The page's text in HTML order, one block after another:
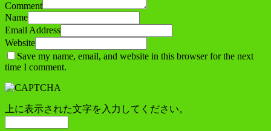
Comment
Name
Email Address
Website
Save my name, email, and website in this browser for the next
time I comment.
上に表示された文字を入力してください。